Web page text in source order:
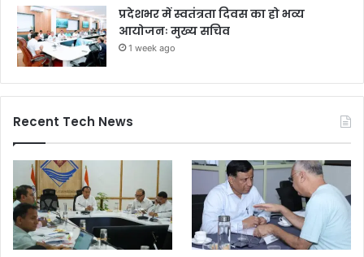
प्रदेशभर में स्वतंत्रता दिवस का हो भव्य
आयोजनः मुख्य सचिव
1 week ago
Recent Tech News